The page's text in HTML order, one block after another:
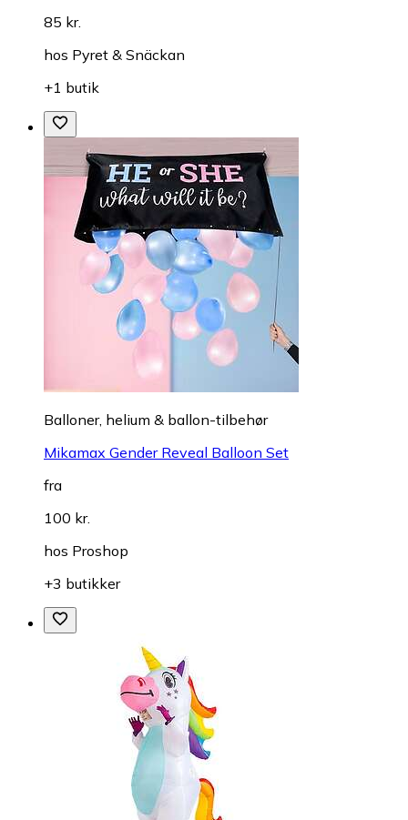
85 kr.
hos Pyret & Snäckan
+1 butik
Balloner, helium & ballon-tilbehør
Mikamax Gender Reveal Balloon Set
fra
100 kr.
hos Proshop
+3 butikker